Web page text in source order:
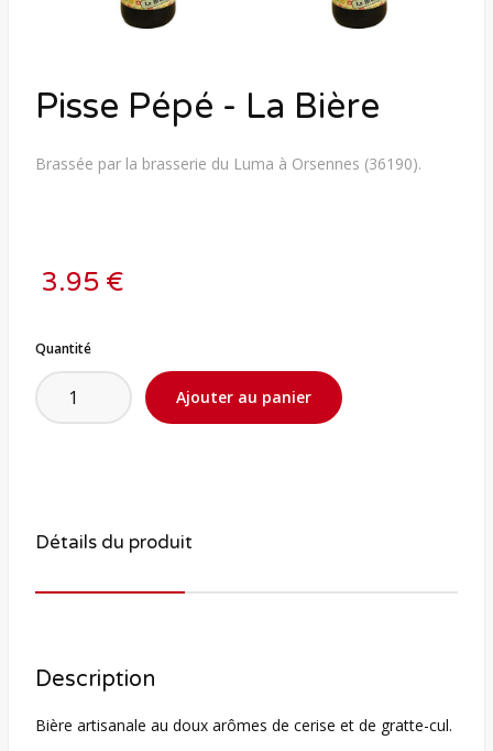
Pisse Pépé - La Bière
Brassée par la brasserie du Luma à Orsennes (36190).
3.95 €
Quantité
Détails du produit
Description
Bière artisanale au doux arômes de cerise et de gratte-cul.